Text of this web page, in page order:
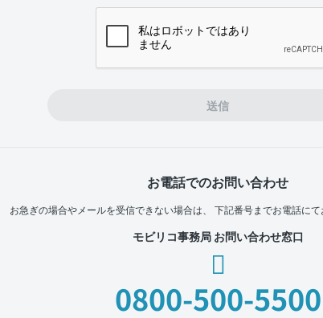
送信
お電話でのお問い合わせ
お急ぎの場合やメールを受信できない場合は、 下記番号までお電話にて
モビリコ事務局 お問い合わせ窓口
0800-500-5500